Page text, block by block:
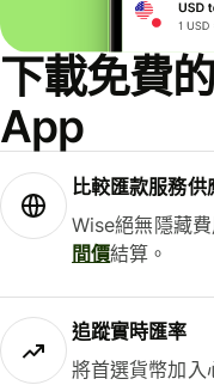
下載免費
App
比較匯款服務供
Wise絕無隱藏
間價結算。
追蹤實時匯率
將首選貨幣加入